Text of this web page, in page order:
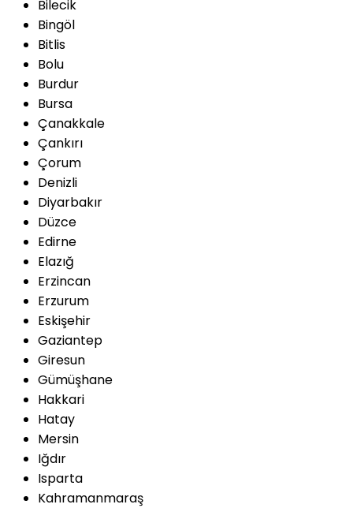
Bilecik
Bingöl
Bitlis
Bolu
Burdur
Bursa
Çanakkale
Çankırı
Çorum
Denizli
Diyarbakır
Düzce
Edirne
Elazığ
Erzincan
Erzurum
Eskişehir
Gaziantep
Giresun
Gümüşhane
Hakkari
Hatay
Mersin
Iğdır
Isparta
Kahramanmaraş